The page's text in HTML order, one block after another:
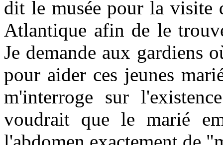
dit le musée pour la visite
Atlantique afin de le
Je demande aux gardiens
pour aider ces jeunes
m'interroge sur
voudrait que le marié